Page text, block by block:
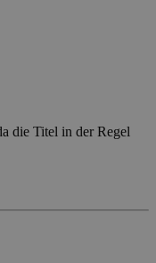
die Titel in der Regel